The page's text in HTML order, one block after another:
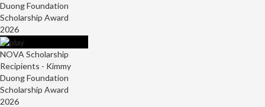
Duong Foundation
Scholarship Award
2026
NOVA Scholarship
Recipients - Kimmy
Duong Foundation
Scholarship Award
2026